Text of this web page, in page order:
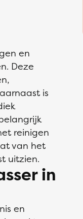
en
Deze
is
reinigen
van het
uitzien.
in
en